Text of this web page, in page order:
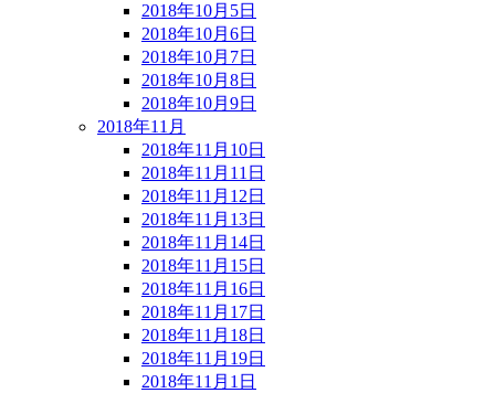
2018年10月5日
2018年10月6日
2018年10月7日
2018年10月8日
2018年10月9日
2018年11月
2018年11月10日
2018年11月11日
2018年11月12日
2018年11月13日
2018年11月14日
2018年11月15日
2018年11月16日
2018年11月17日
2018年11月18日
2018年11月19日
2018年11月1日